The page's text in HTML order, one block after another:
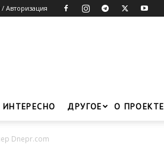
Авторизация
ИНТЕРЕСНО ДРУГОЕ О ПРОЕКТЕ
Dnepr.com